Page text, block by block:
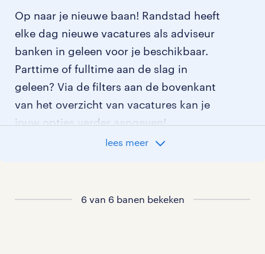
Op naar je nieuwe baan! Randstad heeft
elke dag nieuwe vacatures als adviseur
banken in geleen voor je beschikbaar.
Parttime of fulltime aan de slag in
geleen? Via de filters aan de bovenkant
van het overzicht van vacatures kan je
jouw opties verder aangeven!
al onze adviseur banken vacatures
lees meer
6 van 6 banen bekeken